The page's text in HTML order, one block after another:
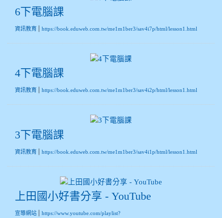
6下電腦課
資訊教育 https://book.eduweb.com.tw/me1m1ber3/sav4i7p/html/lesson1.html
4下電腦課
資訊教育 https://book.eduweb.com.tw/me1m1ber3/sav4i2p/html/lesson1.html
3下電腦課
資訊教育 https://book.eduweb.com.tw/me1m1ber3/sav4i1p/html/lesson1.html
上田國小好書分享 - YouTube
宣導網站
https://www.youtube.com/playlist?